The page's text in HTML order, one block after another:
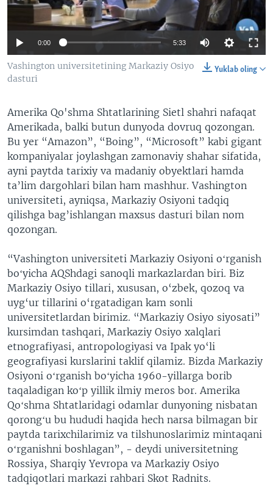
VIDEO
XABARLAR SURATLARDA
ODNOKLASSNIKI
TELEGRAM
TWITTER
SOUNDCLOUD
VOA
0:00 5:33
Yuklab oling
Vashington universitetining Markaziy Osiyo
dasturi
Amerika Qo'shma Shtatlarining Sietl shahri nafaqat
Amerikada, balki butun dunyoda dovruq qozongan.
Bu yer “Amazon”, “Boing”, “Microsoft” kabi gigant
kompaniyalar joylashgan zamonaviy shahar sifatida,
ayni paytda tarixiy va madaniy obyektlari hamda
ta’lim dargohlari bilan ham mashhur. Vashington
universiteti, ayniqsa, Markaziy Osiyoni tadqiq
qilishga bag’ishlangan maxsus dasturi bilan nom
qozongan.
“Vashington universiteti Markaziy Osiyoni oʻrganish
boʻyicha AQShdagi sanoqli markazlardan biri. Biz
Markaziy Osiyo tillari, xususan, o‘zbek, qozoq va
uyg‘ur tillarini o‘rgatadigan kam sonli
universitetlardan birimiz. “Markaziy Osiyo siyosati”
kursimdan tashqari, Markaziy Osiyo xalqlari
etnografiyasi, antropologiyasi va Ipak yo‘li
geografiyasi kurslarini taklif qilamiz. Bizda Markaziy
Osiyoni oʻrganish boʻyicha 1960-yillarga borib
taqaladigan koʻp yillik ilmiy meros bor. Amerika
Qoʻshma Shtatlaridagi odamlar dunyoning nisbatan
qorongʻu bu hududi haqida hech narsa bilmagan bir
paytda tarixchilarimiz va tilshunoslarimiz mintaqani
oʻrganishni boshlagan”, - deydi universitetning
Rossiya, Sharqiy Yevropa va Markaziy Osiyo
tadqiqotlari markazi rahbari Skot Radnits.